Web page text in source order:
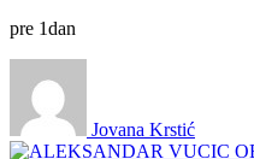
pre 1dan
Jovana Krstić